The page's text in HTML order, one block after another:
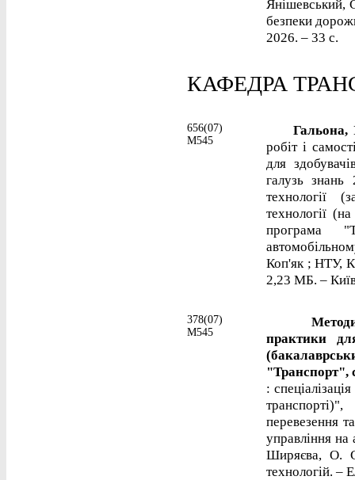
Янішевський,
безпеки
2026. – 33 с.
КАФЕДРА
656(07)
М545
Гальона,
робіт і
для
галузь знань
технології
технології
програма
Коп'як ; НТУ,
2,23 МБ. –
378(07)
М545
Методичні
практики
"Транспорт",
:
перевезення
управління
Ширяєва, О.
технологій. –